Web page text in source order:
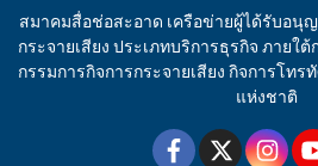
สมาคมสื่อช่อสะอาด เครือข่ายผู้ได้รับอนุ
กระจายเสียง ประเภทบริการธุรกิจ ภาย
กรรมการกิจการกระจายเสียง กิจการโท
แห่งชาติ